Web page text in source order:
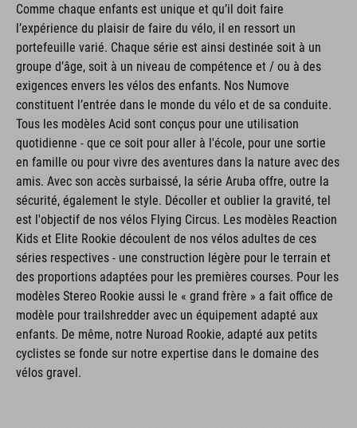
Comme chaque enfants est unique et qu’il doit faire
l’expérience du plaisir de faire du vélo, il en ressort un
portefeuille varié. Chaque série est ainsi destinée soit à un
groupe d’âge, soit à un niveau de compétence et / ou à des
exigences envers les vélos des enfants. Nos Numove
constituent l’entrée dans le monde du vélo et de sa conduite.
Tous les modèles Acid sont conçus pour une utilisation
quotidienne - que ce soit pour aller à l'école, pour une sortie
en famille ou pour vivre des aventures dans la nature avec des
amis. Avec son accès surbaissé, la série Aruba offre, outre la
sécurité, également le style. Décoller et oublier la gravité, tel
est l'objectif de nos vélos Flying Circus. Les modèles Reaction
Kids et Elite Rookie découlent de nos vélos adultes de ces
séries respectives - une construction légère pour le terrain et
des proportions adaptées pour les premières courses. Pour les
modèles Stereo Rookie aussi le « grand frère » a fait office de
modèle pour trailshredder avec un équipement adapté aux
enfants. De même, notre Nuroad Rookie, adapté aux petits
cyclistes se fonde sur notre expertise dans le domaine des
vélos gravel.